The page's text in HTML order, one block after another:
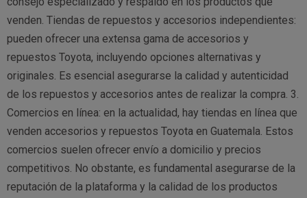
venden. Tiendas de repuestos y accesorios independientes:
pueden ofrecer una extensa gama de accesorios y
repuestos Toyota, incluyendo opciones alternativas y
originales. Es esencial asegurarse la calidad y autenticidad
de los repuestos y accesorios antes de realizar la compra. 3.
Comercios en línea: en la actualidad, hay tiendas en línea que
venden accesorios y repuestos Toyota en Guatemala. Estos
comercios suelen ofrecer envío a domicilio y precios
competitivos. No obstante, es fundamental asegurarse de la
reputación de la plataforma y la calidad de los productos